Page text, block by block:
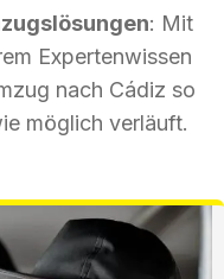
: Mit
Expertenwissen
nach Cádiz so
möglich verläuft.